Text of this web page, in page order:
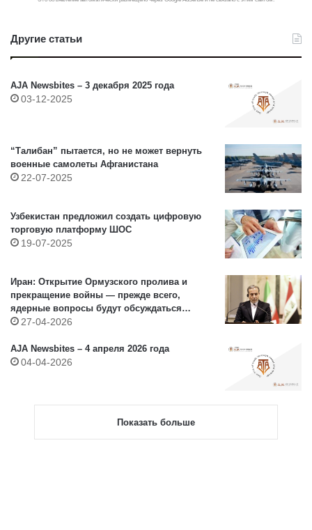
Другие статьи
AJA Newsbites – 3 декабря 2025 года
03-12-2025
“Талибан” пытается, но не может вернуть
военные самолеты Афганистана
22-07-2025
Узбекистан предложил создать цифровую
торговую платформу ШОС
19-07-2025
Иран: Открытие Ормузского пролива и
прекращение войны — прежде всего,
ядерные вопросы будут обсуждаться
позднее – Обзор азиатских событий
27-04-2026
AJA Newsbites – 4 апреля 2026 года
04-04-2026
Показать больше